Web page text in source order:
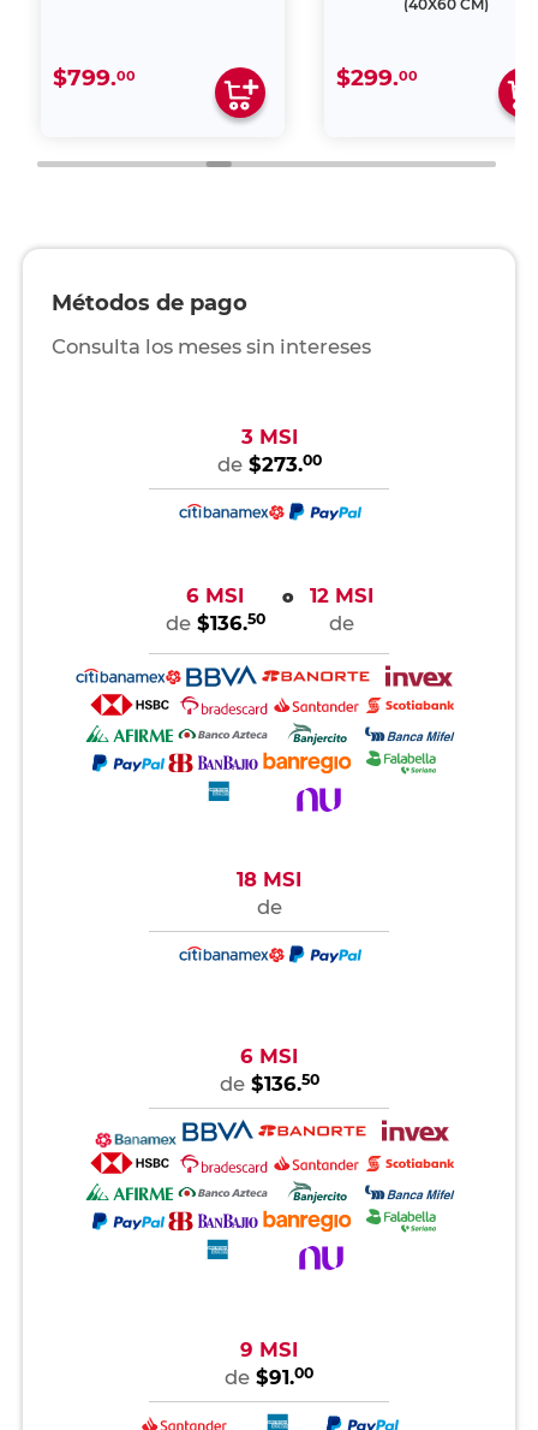
$799.00
(40X60 CM)
$299.00
Métodos de pago
Consulta los meses sin intereses
3 MSI
de $273.00
6 MSI
de $136.50
o
12 MSI
de
18 MSI
de
6 MSI
de $136.50
9 MSI
de $91.00